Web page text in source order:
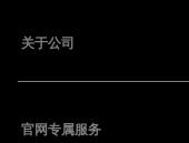
关于公司
官网专属服务